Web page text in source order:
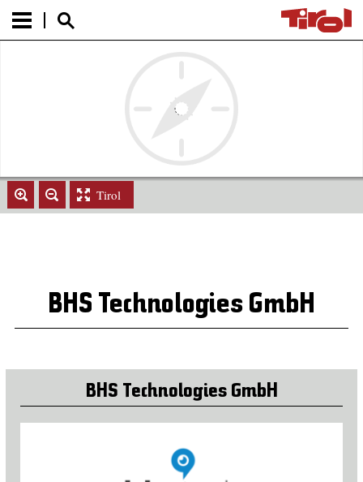
Tirol
BHS Technologies GmbH
BHS Technologies GmbH